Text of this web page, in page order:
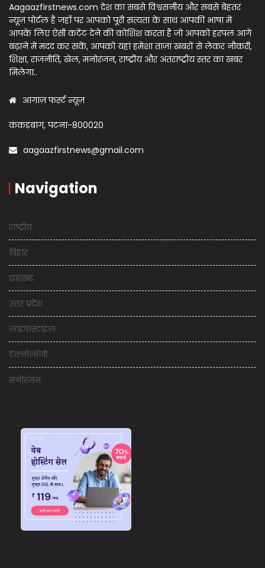
Aagaazfirstnews.com देश का सबसे विश्वसनीय और सबसे बेहतर
न्यूज़ पोर्टल है जहाँ पर आपको पूरी सत्यता के साथ आपकी भाषा में
आपके लिए ऐसी कंटेंट देने की कोशिश करता है जो आपको हरपल आगे
बढ़ाने में मदद कर सकें, आपको यहां हमेशा ताज़ा खबरों से लेकर नौकरी,
शिक्षा, राजनीति, खेल, मनोरंजन, राष्ट्रीय और अंतराष्ट्रीय स्तर का खबर
मिलेगा..
आगाज़ फर्स्ट न्यूज़
कंकड़बाग, पटना-800020
aagaazfirstnews@gmail.com
Navigation
राष्ट्रीय
बिहार
झारखंड
उत्तर प्रदेश
लाइफस्टाइल
टेक्नोलॉजी
मनोरंजन